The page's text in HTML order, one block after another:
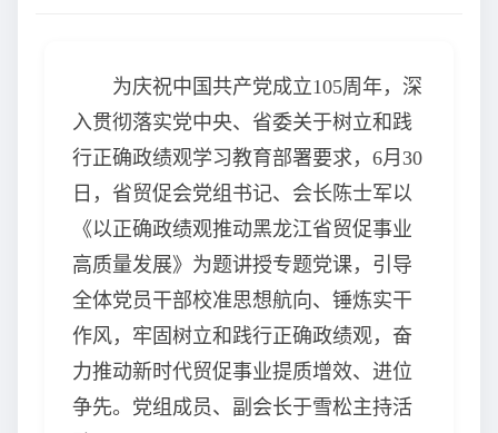
为庆祝中国共产党成立105周年，深
入贯彻落实党中央、省委关于树立和践
行正确政绩观学习教育部署要求，6月30
日，省贸促会党组书记、会长陈士军以
《以正确政绩观推动黑龙江省贸促事业
高质量发展》为题讲授专题党课，引导
全体党员干部校准思想航向、锤炼实干
作风，牢固树立和践行正确政绩观，奋
力推动新时代贸促事业提质增效、进位
争先。党组成员、副会长于雪松主持活